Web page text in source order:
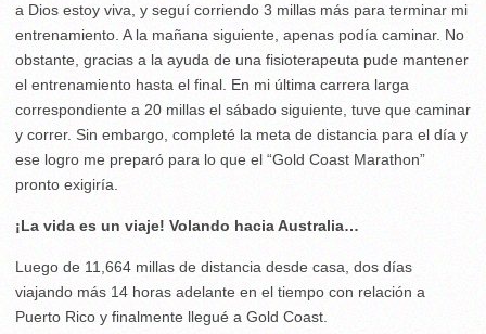
a Dios estoy viva, y seguí corriendo 3 millas más para terminar mi
entrenamiento. A la mañana siguiente, apenas podía caminar. No
obstante, gracias a la ayuda de una fisioterapeuta pude mantener
el entrenamiento hasta el final. En mi última carrera larga
correspondiente a 20 millas el sábado siguiente, tuve que caminar
y correr. Sin embargo, completé la meta de distancia para el día y
ese logro me preparó para lo que el “Gold Coast Marathon”
pronto exigiría.
¡La vida es un viaje! Volando hacia Australia…
Luego de 11,664 millas de distancia desde casa, dos días
viajando más 14 horas adelante en el tiempo con relación a
Puerto Rico y finalmente llegué a Gold Coast.